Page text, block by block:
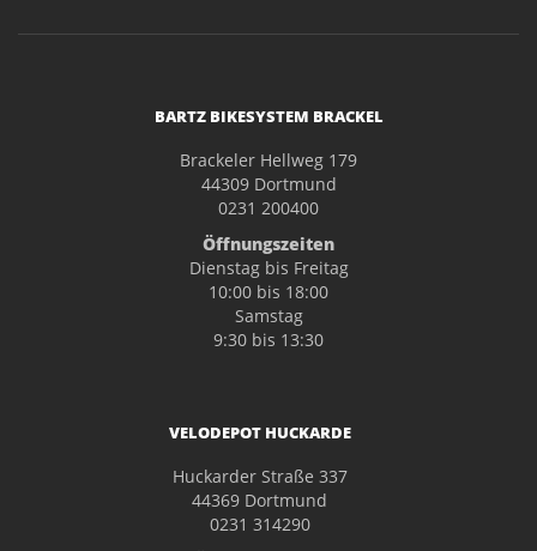
BARTZ BIKESYSTEM BRACKEL
Brackeler Hellweg 179
44309 Dortmund
0231 200400
Öffnungszeiten
Dienstag bis Freitag
10:00 bis 18:00
Samstag
9:30 bis 13:30
VELODEPOT HUCKARDE
Huckarder Straße 337
44369 Dortmund
0231 314290